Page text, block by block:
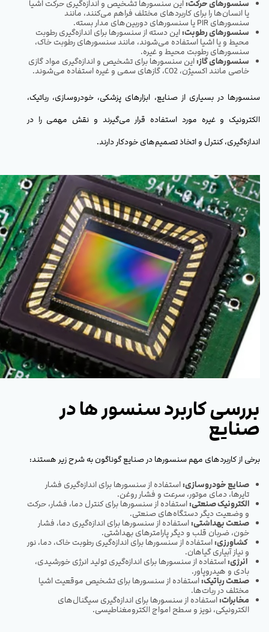
سنسورهای حرکت:این سنسورها تشخیص و اندازه‌گیری حرکت اشیا
یا انسان‌ها را برای کاربردهای مختلف فراهم می‌کنند، مانند
سنسورهای PIR یا سنسورهای دوربین‌های مدار بسته.
سنسورهای رطوبت:این دسته از سنسورها برای اندازه‌گیری رطوبت
محیط و یا اشیا استفاده می‌شوند، مانند سنسورهای رطوبت خاک،
سنسورهای رطوبت محیط و غیره.
سنسورهای گاز:این سنسورها برای تشخیص و اندازه‌گیری مواد گازی
خاصی مانند اکسیژن، CO2، گازهای سمی و غیره استفاده می‌شوند.
سنسورها در بسیاری از صنایع، ابزارهای پزشکی، خودروسازی، رباتیک،
الکترونیک و غیره مورد استفاده قرار می‌گیرند و نقش مهمی را در
اندازه‌گیری، کنترل و اتخاذ تصمیم‌های خودکار دارند.
بررسی کاربرد سنسور ها در
صنایع
برخی از کاربردهای مهم سنسورها در صنایع گوناگون به شرح زیر هستند:
صنایع خودروسازی:استفاده از سنسورها برای اندازه‌گیری فشار
تایرها، دمای موتور، سرعت و فشار روغن.
الکترونیک صنعتی:استفاده از سنسورها برای کنترل دما، فشار، حرکت
و وضعیت دیگر دستگاه‌های صنعتی.
صنعت بهداشتی:استفاده از سنسورها برای اندازه‌گیری دما، فشار
خون، ضربان قلب و دیگر پارامترهای بهداشتی.
کشاورزی:استفاده از سنسورها برای اندازه‌گیری رطوبت خاک، دما، نور
و نیاز آبیاری گیاهان.
انرژی:استفاده از سنسورها برای اندازه‌گیری تولید انرژی خورشیدی،
بادی و هیدروپاور.
صنعت رباتیک:استفاده از سنسورها برای تشخیص موقعیت اشیا
مختلف در ربات‌ها.
مخابرات:استفاده از سنسورها برای اندازه‌گیری سیگنال‌های
الکترونیکی، نویز و سطح امواج الکترومغناطیسی.